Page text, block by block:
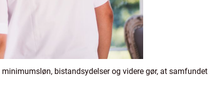
bistandsydelser og videre gør, at samfundet